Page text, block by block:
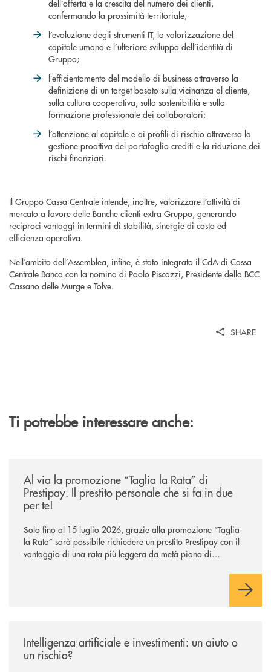
dell’offerta e la crescita del numero dei clienti,
confermando la prossimità territoriale;
l’evoluzione degli strumenti IT, la valorizzazione del
capitale umano e l’ulteriore sviluppo dell’identità di
Gruppo;
l’efficientamento del modello di business attraverso la
definizione di un target basato sulla vicinanza al cliente,
sulla cultura cooperativa, sulla sostenibilità e sulla
formazione professionale dei collaboratori;
l’attenzione al capitale e ai profili di rischio attraverso la
gestione proattiva del portafoglio crediti e la riduzione dei
rischi finanziari.
Il Gruppo Cassa Centrale intende, inoltre, valorizzare l’attività di
mercato a favore delle Banche clienti extra Gruppo, generando
reciproci vantaggi in termini di stabilità, sinergie di costo ed
efficienza operativa.
Nell’ambito dell’Assemblea, infine, è stato integrato il CdA di Cassa
Centrale Banca con la nomina di Paolo Piscazzi, Presidente della BCC
Cassano delle Murge e Tolve.
SHARE
Ti potrebbe interessare anche:
Al via la promozione “Taglia la Rata” di
Prestipay. Il prestito personale che si fa in due
per te!
Solo fino al 15 luglio 2026, grazie alla promozione “Taglia
la Rata” sarà possibile richiedere un prestito Prestipay con il
vantaggio di una rata più leggera da metà piano di
Intelligenza artificiale e investimenti: un aiuto o
un rischio?